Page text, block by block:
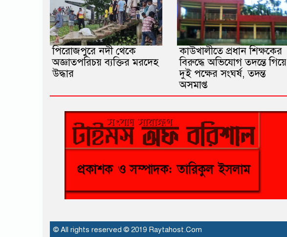
পিরোজপুরে নদী থেকে
অজ্ঞাতপরিচয় ব্যক্তির মরদেহ
উদ্ধার
কাউখালীতে প্রধান শিক্ষকের
বিরুদ্ধে অভিযোগ তদন্তে গিয়ে
দুই পক্ষের সংঘর্ষ, তদন্ত
অসমাপ্ত
© All rights reserved © 2019 Raytahost.Com